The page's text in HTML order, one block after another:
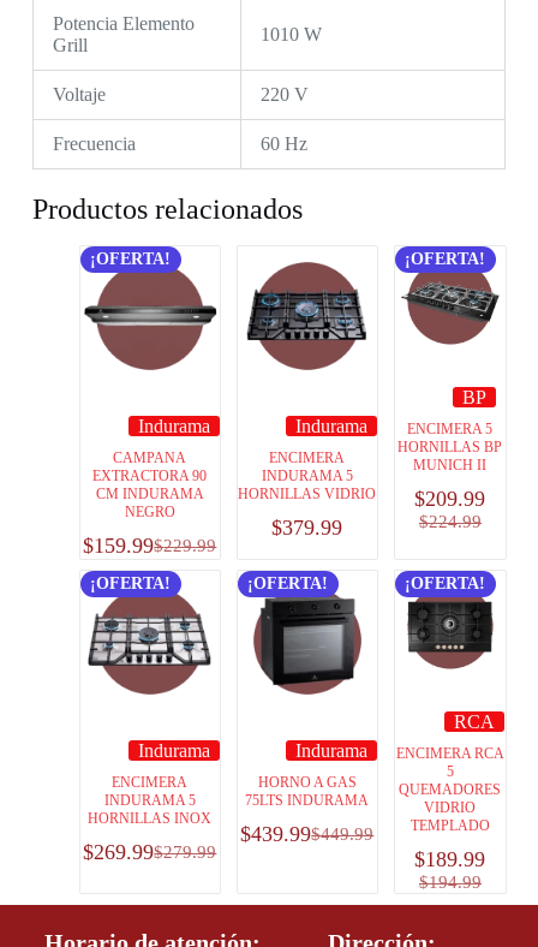
Potencia Elemento
Grill
1010 W
Voltaje 220 V
Frecuencia 60 Hz
Productos relacionados
¡OFERTA!
Indurama
CAMPANA
EXTRACTORA 90
CM INDURAMA
NEGRO
$229.99
$159.99
Indurama
ENCIMERA
INDURAMA 5
HORNILLAS VIDRIO
$379.99
¡OFERTA!
BP
ENCIMERA 5
HORNILLAS BP
MUNICH II
$224.99
$209.99
¡OFERTA!
Indurama
ENCIMERA
INDURAMA 5
HORNILLAS INOX
$279.99
$269.99
¡OFERTA!
Indurama
HORNO A GAS
75LTS INDURAMA
$449.99
$439.99
¡OFERTA!
RCA
ENCIMERA RCA
5
QUEMADORES
VIDRIO
TEMPLADO
$194.99
$189.99